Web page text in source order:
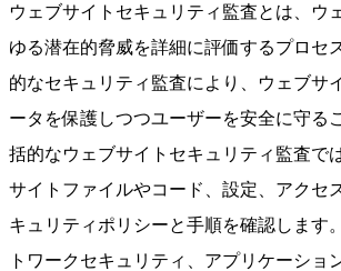
ウェブサイトセキュリティ監査とは、ウ
ゆる潜在的脅威を詳細に評価するプロセ
的なセキュリティ監査により、ウェブサ
ータを保護しつつユーザーを安全に守る
括的なウェブサイトセキュリティ監査で
サイトファイルやコード、設定、アクセ
キュリティポリシーと手順を確認します
トワークセキュリティ、アプリケーショ